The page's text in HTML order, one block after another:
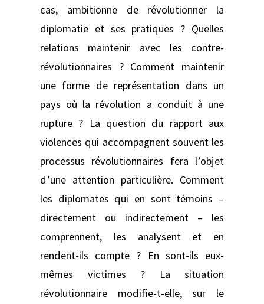
cas, ambitionne de révolutionner la
diplomatie et ses pratiques ? Quelles
relations maintenir avec les contre-
révolutionnaires ? Comment maintenir
une forme de représentation dans un
pays où la révolution a conduit à une
rupture ? La question du rapport aux
violences qui accompagnent souvent les
processus révolutionnaires fera l’objet
d’une attention particulière. Comment
les diplomates qui en sont témoins –
directement ou indirectement – les
comprennent, les analysent et en
rendent-ils compte ? En sont-ils eux-
mêmes victimes ? La situation
révolutionnaire modifie-t-elle, sur le